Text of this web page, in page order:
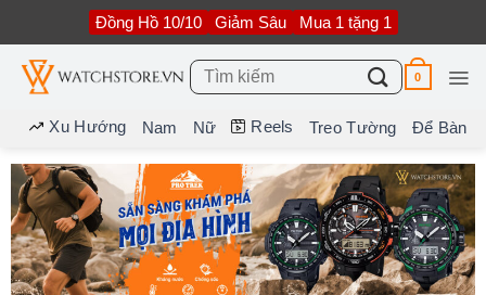
nội
dung
Đồng Hồ 10/10 Giảm Sâu Mua 1 tặng 1
Tìm
kiếm:
0
Xu Hướng Nam Nữ Reels Treo Tường Để Bàn